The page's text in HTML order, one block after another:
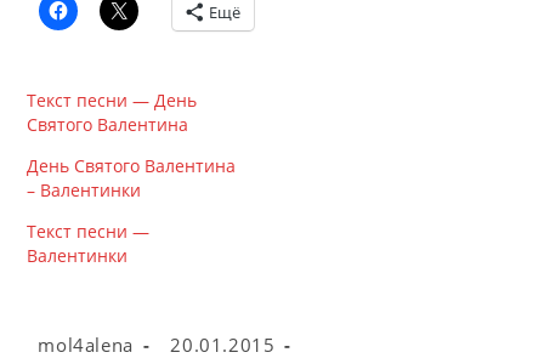
Ещё
Текст песни — День
Святого Валентина
День Святого Валентина
– Валентинки
Текст песни —
Валентинки
Автор
mol4alena
Запись
20.01.2015